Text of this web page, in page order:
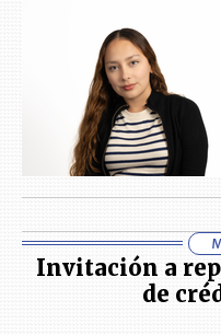
Invitación a
de